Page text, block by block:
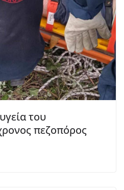
του
πεζοπόρος